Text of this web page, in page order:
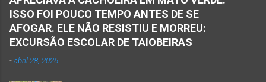
ISSO FOI POUCO TEMPO ANTES DE SE
AFOGAR. ELE NÃO RESISTIU E MORREU:
EXCURSÃO ESCOLAR DE TAIOBEIRAS
-abril 28, 2026